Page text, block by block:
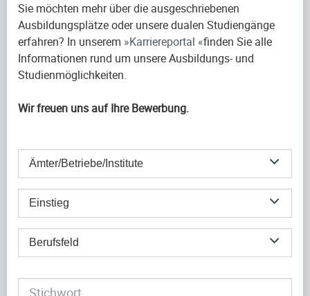
Sie möchten mehr über die ausgeschriebenen
Ausbildungsplätze oder unsere dualen Studiengänge
erfahren? In unserem
Karriereportal finden Sie alle
Informationen rund um unsere Ausbildungs- und
Studienmöglichkeiten.
Wir freuen uns auf Ihre Bewerbung.
Ämter/Betriebe/Institute
Einstieg
Berufsfeld